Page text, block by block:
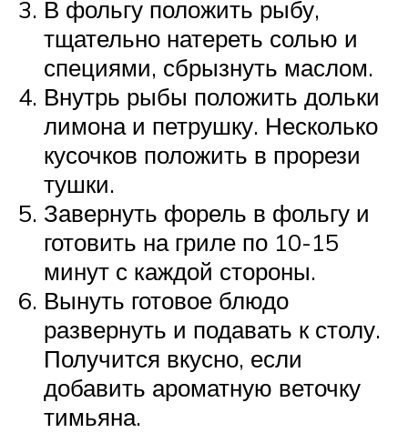
В фольгу положить рыбу,
тщательно натереть солью и
специями, сбрызнуть маслом.
Внутрь рыбы положить дольки
лимона и петрушку. Несколько
кусочков положить в прорези
тушки.
Завернуть форель в фольгу и
готовить на гриле по 10-15
минут с каждой стороны.
Вынуть готовое блюдо
развернуть и подавать к столу.
Получится вкусно, если
добавить ароматную веточку
тимьяна.